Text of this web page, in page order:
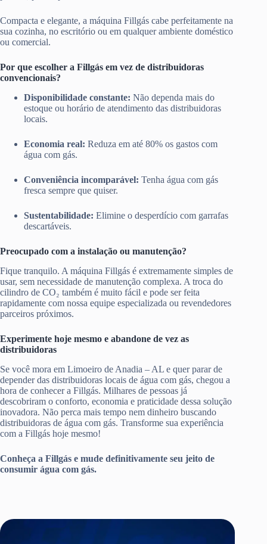
Compacta e elegante, a máquina Fillgás cabe perfeitamente na
sua cozinha, no escritório ou em qualquer ambiente doméstico
ou comercial.
Por que escolher a Fillgás em vez de distribuidoras
convencionais?
Disponibilidade constante: Não dependa mais do
estoque ou horário de atendimento das distribuidoras
locais.
Economia real: Reduza em até 80% os gastos com
água com gás.
Conveniência incomparável: Tenha água com gás
fresca sempre que quiser.
Sustentabilidade: Elimine o desperdício com garrafas
descartáveis.
Preocupado com a instalação ou manutenção?
Fique tranquilo. A máquina Fillgás é extremamente simples de
usar, sem necessidade de manutenção complexa. A troca do
cilindro de CO₂ também é muito fácil e pode ser feita
rapidamente com nossa equipe especializada ou revendedores
parceiros próximos.
Experimente hoje mesmo e abandone de vez as
distribuidoras
Se você mora em Limoeiro de Anadia – AL e quer parar de
depender das distribuidoras locais de água com gás, chegou a
hora de conhecer a Fillgás. Milhares de pessoas já
descobriram o conforto, economia e praticidade dessa solução
inovadora. Não perca mais tempo nem dinheiro buscando
distribuidoras de água com gás. Transforme sua experiência
com a Fillgás hoje mesmo!
Conheça a Fillgás e mude definitivamente seu jeito de
consumir água com gás.